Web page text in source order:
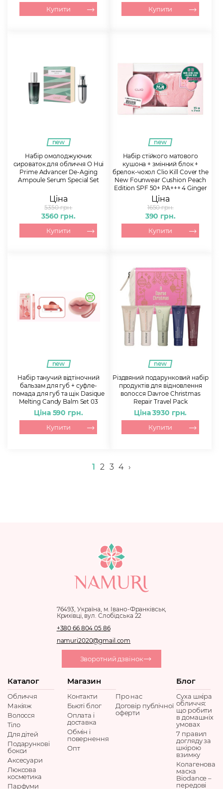
Купити Купити
new
Набір омолоджуючих
сироваток для обличчя O Hui
Prime Advancer De-Aging
Ampoule Serum Special Set
Ціна
5350 грн.
3560 грн.
Купити
new
Набір стійкого матового
кушона + змінний блок +
брелок-чохол Clio Kill Cover the
New Founwear Cushion Peach
Edition SPF 50+ PA+++ 4 Ginger
Ціна
1650 грн.
390 грн.
Купити
new
Набір танучий відтіночний
бальзам для губ + суфле-
помада для губ та щік Dasique
Melting Candy Balm Set 03
Ціна 590 грн.
Купити
new
Різдвяний подарунковий набір
продуктів для відновлення
волосся Davroe Christmas
Repair Travel Pack
Ціна 3930 грн.
Купити
1 2 3 4 ›
76493, Україна, м. Івано-Франківськ,
Крихівці, вул. Слобідська 22
+380 66 804 05 86
namuri2020@gmail.com
Каталог
Обличчя
Макіяж
Волосся
Тіло
Для дітей
Подарункові
бокси
Аксесуари
Люксова
косметика
Парфуми
Магазин
Контакти
Бьюті блог
Оплата і
доставка
Обмін і
повернення
Опт
Про нас
Договір публічної
оферти
Блог
Суха шкіра
обличчя:
що робити
в домашніх
умовах
7 правил
догляду за
шкірою
взимку
Колагенова
маска
Biodance –
передові
Зворотний дзвінок